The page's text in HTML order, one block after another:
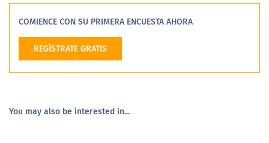
COMIENCE CON SU PRIMERA ENCUESTA AHORA
REGÍSTRATE GRATIS
You may also be interested in...